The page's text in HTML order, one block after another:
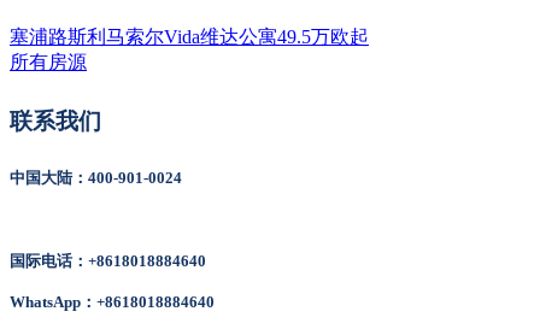
塞浦路斯利马索尔Vida维达公寓49.5万欧起
所有房源
联系我们
中国大陆：400-901-0024
国际电话：+8618018884640
WhatsApp：+8618018884640